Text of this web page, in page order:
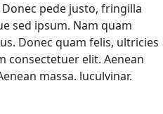
pede justo, fringilla
sed ipsum. Nam quam
Donec quam felis, ultricies
consectetuer elit. Aenean
massa. luculvinar.